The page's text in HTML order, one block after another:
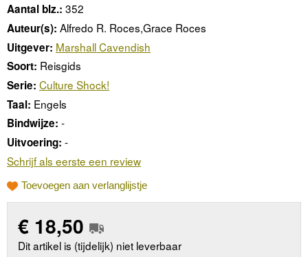
Aantal blz.: 352
Auteur(s): Alfredo R. Roces,Grace Roces
Uitgever: Marshall Cavendish
Soort: Reisgids
Serie: Culture Shock!
Taal: Engels
Bindwijze: -
Uitvoering: -
Schrijf als eerste een review
Toevoegen aan verlanglijstje
€ 18,50
Dit artikel is (tijdelijk) niet leverbaar